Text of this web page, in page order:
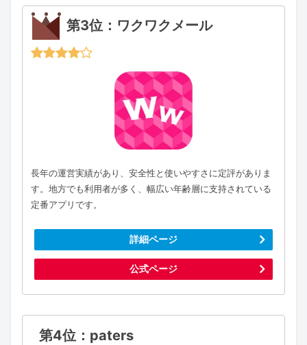
第3位：ワクワクメール
長年の運営実績があり、安全性と使いやすさに定評がありま
す。地方でも利用者が多く、幅広い年齢層に支持されている
定番アプリです。
詳細ページ
公式ページ
第4位：paters